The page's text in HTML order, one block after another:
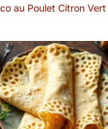
céréales, les
claire et
couleurs élégant
design
intemporel
toucher
assiettes
au Poulet Citron Vert